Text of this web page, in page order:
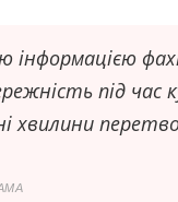
інформацією
під час
хвилини